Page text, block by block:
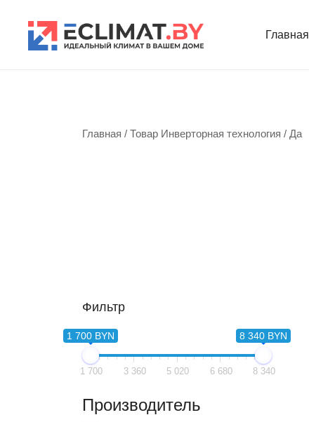
содержимому
Главная
Главная / Товар Инверторная технология / Да
Фильтр
1 700 BYN 8 340 BYN
1 700 3 360 5 020 6 680 8 340
Производитель